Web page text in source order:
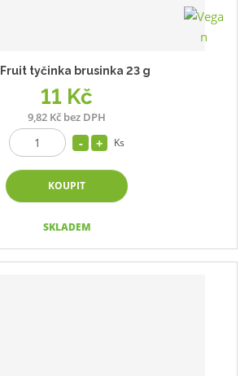
tyčinka brusinka 23 g
11 Kč
9,82 Kč bez DPH
Ks
KOUPIT
SKLADEM